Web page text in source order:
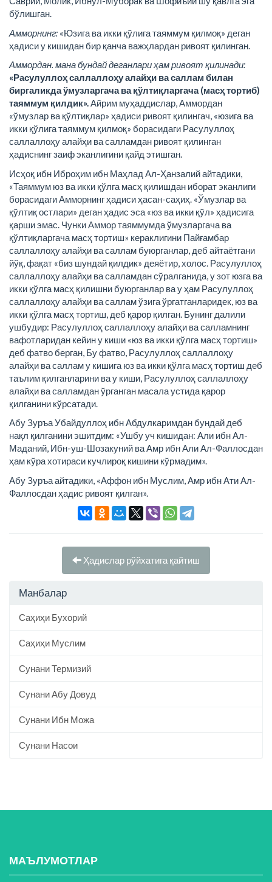
бўлишган.
Амморнинг: «Юзига ва икки қўлига таяммум қилмоқ» деган
ҳадиси у кишидан бир қанча важҳлардан ривоят қилинган.
Аммордан. мана бундай деганлари ҳам ривоят қилинади:
«Расулуллоҳ саллаллоҳу алайҳи ва саллам билан
биргаликда ўмузларгача ва қўлтиқларгача (масҳ тортиб)
таяммум қилдик».Айрим муҳаддислар, Аммордан
«ўмузлар ва қўлтиқлар» ҳадиси ривоят қилингач, «юзига ва
икки қўлига таяммум қилмоқ» борасидаги Расулуллоҳ
саллаллоҳу алайҳи ва салламдан ривоят қилинган
ҳадиснинг заиф эканлигини қайд этишган.
Исҳоқ ибн Иброҳим ибн Маҳлад Ал-Ҳанзалий айтадики,
«Таяммум юз ва икки қўлга масҳ қилишдан иборат эканлиги
борасидаги Амморнинг ҳадиси ҳасан-саҳиҳ. «Ўмузлар ва
қўлтиқ остлари» деган ҳадис эса «юз ва икки қўл» ҳадисига
қарши эмас. Чунки Аммор таяммумда ўмузларгача ва
қўлтиқларгача масҳ тортиш» кераклигини Пайғамбар
саллаллоҳу алайҳи ва саллам буюрганлар, деб айтаётгани
йўқ, фақат «биз шундай қилдик» деяётир, холос. Расулуллоҳ
саллаллоҳу алайҳи ва салламдан сўралганида, у зот юзга ва
икки қўлга масҳ қилишни буюрганлар ва у ҳам Расулуллоҳ
саллаллоҳу алайҳи ва саллам ўзига ўргатганларидек, юз ва
икки қўлга масҳ тортиш, деб қарор қилган. Бунинг далили
ушбудир: Расулуллоҳ саллаллоҳу алайҳи ва салламнинг
вафотларидан кейин у киши «юз ва икки қўлга масҳ тортиш»
деб фатво берган, Бу фатво, Расулуллоҳ саллаллоҳу
алайҳи ва саллам у кишига юз ва икки қўлга масҳ тортиш деб
таълим қилганларини ва у киши, Расулуллоҳ саллаллоҳу
алайҳи ва салламдан ўрганган масала устида қарор
қилганини кўрсатади.
Абу Зуръа Убайдуллоҳ ибн Абдулкаримдан бундай деб
нақл қилганини эшитдим: «Ушбу уч кишидан: Али ибн Ал-
Маданий, Ибн-уш-Шозакуний ва Амр ибн Али Ал-Фаллосдан
ҳам кўра хотираси кучлироқ кишини кўрмадим».
Абу Зуръа айтадики, «Аффон ибн Муслим, Амр ибн Ати Ал-
Фаллосдан ҳадис ривоят қилган».
Ҳадислар рўйхатига қайтиш
Манбалар
Саҳиҳи Бухорий
Саҳиҳи Муслим
Сунани Термизий
Сунани Абу Довуд
Сунани Ибн Можа
Сунани Насои
МАЪЛУМОТЛАР